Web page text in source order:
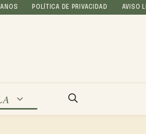
POLÍTICA DE PRIVACIDAD AVISO